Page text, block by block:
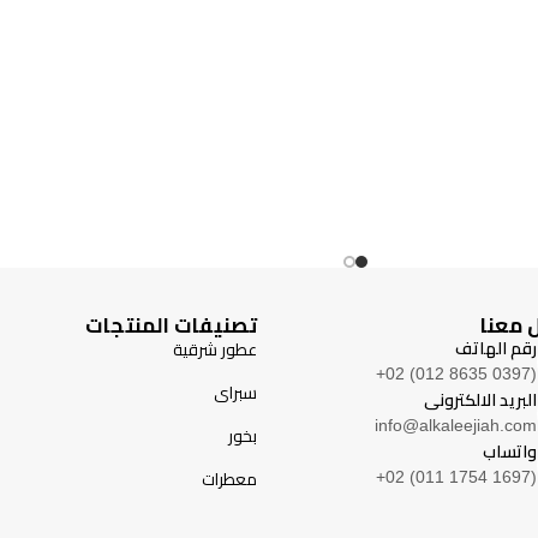
معنا
رقم الهاتف
(0397 8635 012) 02+
البريد الالكترونى
info@alkaleejiah.com
واتساب
(1697 1754 011) 02+
تصنيفات المنتجات
عطور شرقية
سبراى
بخور
معطرات